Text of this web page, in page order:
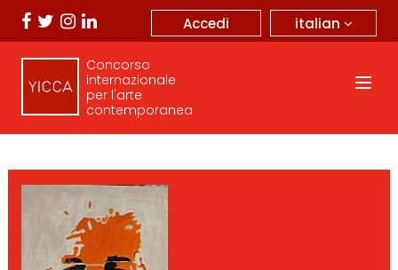
italian
Accedi
Concorso
internazionale
per l'arte
contemporanea